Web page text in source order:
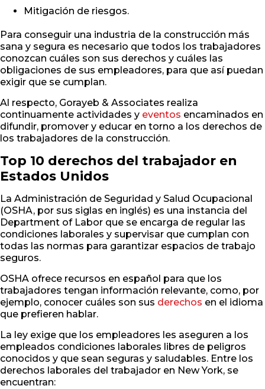
Mitigación de riesgos.
Para conseguir una industria de la construcción más
sana y segura es necesario que todos los trabajadores
conozcan cuáles son sus derechos y cuáles las
obligaciones de sus empleadores, para que así puedan
exigir que se cumplan.
Al respecto, Gorayeb & Associates realiza
continuamente actividades y eventos encaminados en
difundir, promover y educar en torno a los derechos de
los trabajadores de la construcción.
Top 10 derechos del trabajador en
Estados Unidos
La Administración de Seguridad y Salud Ocupacional
(OSHA, por sus siglas en inglés) es una instancia del
Department of Labor que se encarga de regular las
condiciones laborales y supervisar que cumplan con
todas las normas para garantizar espacios de trabajo
seguros.
OSHA ofrece recursos en español para que los
trabajadores tengan información relevante, como, por
ejemplo, conocer cuáles son sus derechos en el idioma
que prefieren hablar.
La ley exige que los empleadores les aseguren a los
empleados condiciones laborales libres de peligros
conocidos y que sean seguras y saludables. Entre los
derechos laborales del trabajador en New York, se
encuentran: